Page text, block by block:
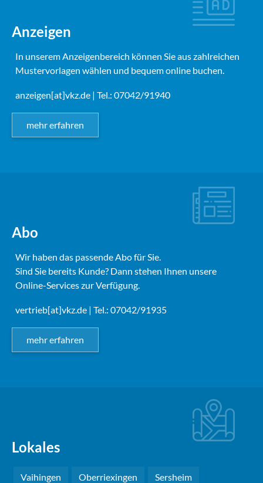
Anzeigen
In unserem Anzeigenbereich können Sie aus zahlreichen
Mustervorlagen wählen und bequem online buchen.
anzeigen[at]vkz.de | Tel.: 07042/91940
mehr erfahren
Abo
Wir haben das passende Abo für Sie.
Sind Sie bereits Kunde? Dann stehen Ihnen unsere
Online-Services zur Verfügung.
vertrieb[at]vkz.de | Tel.: 07042/91935
mehr erfahren
Lokales
Vaihingen Oberriexingen Sersheim